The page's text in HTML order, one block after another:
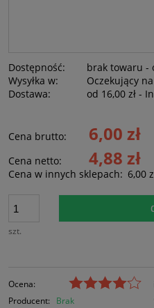
Dostępność:
brak towaru -
Wysyłka w:
Oczekujący
Dostawa:
od 16,00 zł -
Cena nie zawiera
Cena brutto: 6,00 zł
Cena netto: 4,88 zł
Cena w innych sklepach: 6,00
szt.
Ocena:
Producent:
Brak